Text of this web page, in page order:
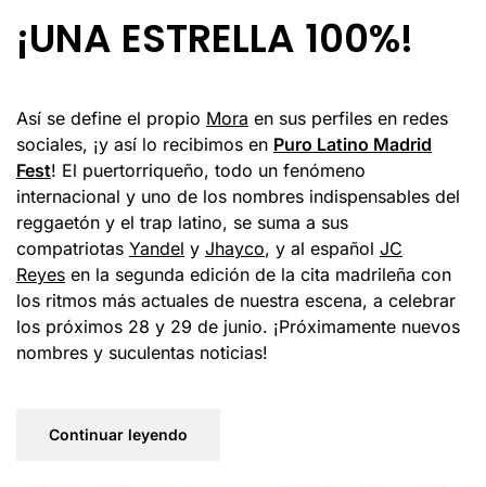
¡UNA ESTRELLA 100%!
Así se define el propio Mora en sus perfiles en redes
sociales, ¡y así lo recibimos en Puro Latino Madrid
Fest! El puertorriqueño, todo un fenómeno
internacional y uno de los nombres indispensables del
reggaetón y el trap latino, se suma a sus
compatriotas Yandel y Jhayco, y al español JC
Reyes en la segunda edición de la cita madrileña con
los ritmos más actuales de nuestra escena, a celebrar
los próximos 28 y 29 de junio. ¡Próximamente nuevos
nombres y suculentas noticias!
Continuar leyendo